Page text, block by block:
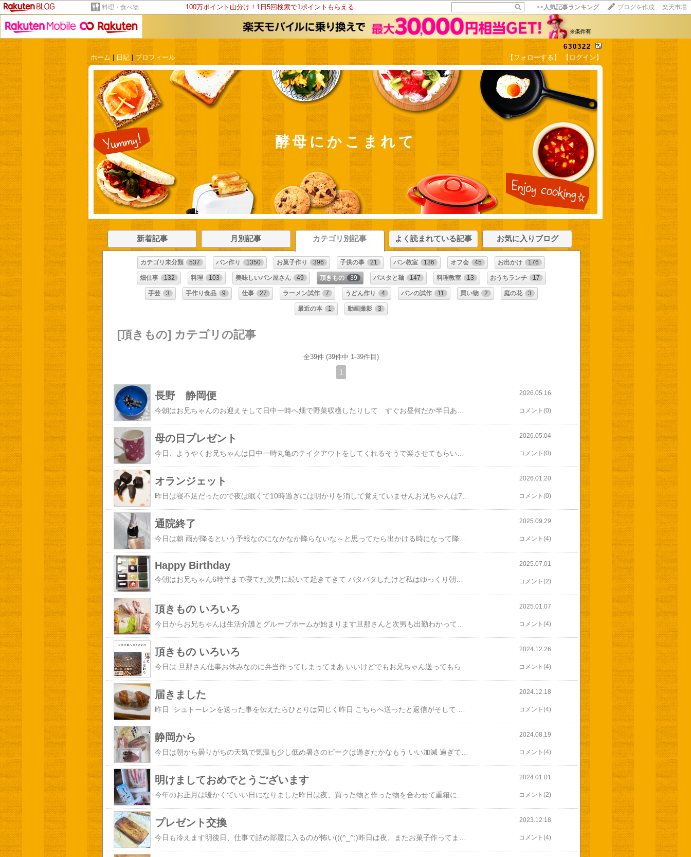
料理・食べ物 100万ポイント山分け！1日5回検索で1ポイントもらえる >>人気記事ランキング ブログを作成 楽天市場
630322
ホーム
日記 |プロフィール 【フォローする】 【ログイン】
酵母にかこまれて
新着記事 月別記事 カテゴリ別記事 よく読まれている記事 お気に入りブログ
カテゴリ未分類 537 パン作り 1350 お菓子作り 396 子供の事 21 パン教室 136 オフ会 45 お出かけ 176
畑仕事 132 料理 103 美味しいパン屋さん 49 頂きもの 39 パスタと麺 147 料理教室 13 おうちランチ 17
手芸 3 手作り食品 9 仕事 27 ラーメン試作 7 うどん作り 4 パンの試作 11 買い物 2 庭の花 3
最近の本 1 動画撮影 3
[頂きもの] カテゴリの記事
全39件 (39件中 1-39件目)
1
長野 静岡便 2026.05.16
コメント(0)
母の日プレゼント 2026.05.04
コメント(0)
オランジェット 2026.01.20
コメント(0)
通院終了 2025.09.29
コメント(4)
Happy Birthday 2025.07.01
コメント(2)
頂きもの いろいろ 2025.01.07
コメント(4)
頂きもの いろいろ 2024.12.26
コメント(4)
届きました 2024.12.18
コメント(4)
静岡から 2024.08.19
コメント(4)
明けましておめでとうございます 2024.01.01
コメント(2)
プレゼント交換 2023.12.18
コメント(4)